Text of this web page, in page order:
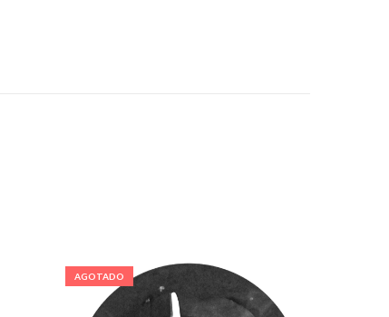
AGOTADO